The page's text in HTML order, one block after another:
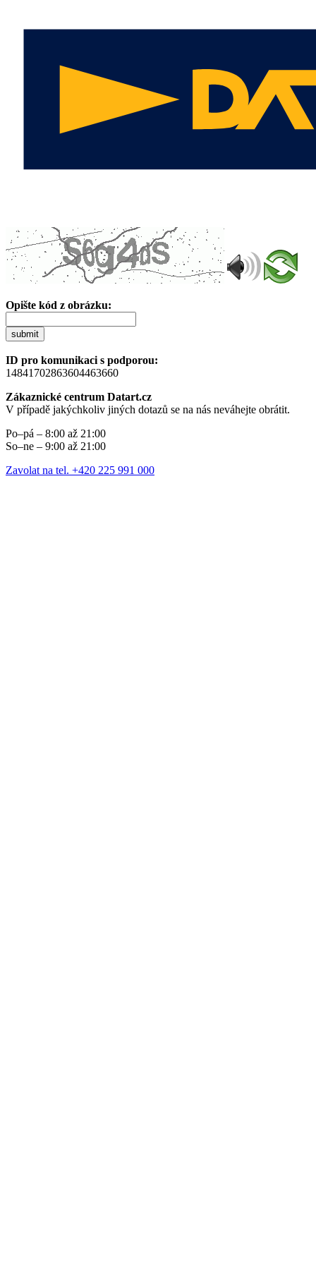
Opište kód z obrázku:
submit
ID pro komunikaci s podporou:
14841702863604463660
Zákaznické centrum Datart.cz
V případě jakýchkoliv jiných dotazů se na nás neváhejte obrátit.
Po–pá – 8:00 až 21:00
So–ne – 9:00 až 21:00
Zavolat na tel. +420 225 991 000